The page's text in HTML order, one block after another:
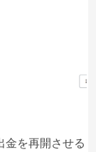
金を再開させる